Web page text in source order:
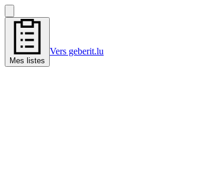
Mes listes
Vers geberit.lu